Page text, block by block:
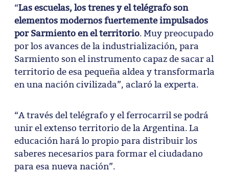
“Las escuelas, los trenes y el telégrafo son
elementos modernos fuertemente impulsados
por Sarmiento en el territorio. Muy preocupado
por los avances de la industrialización, para
Sarmiento son el instrumento capaz de sacar al
territorio de esa pequeña aldea y transformarla
en una nación civilizada”, aclaró la experta.
“A través del telégrafo y el ferrocarril se podrá
unir el extenso territorio de la Argentina. La
educación hará lo propio para distribuir los
saberes necesarios para formar el ciudadano
para esa nueva nación”.